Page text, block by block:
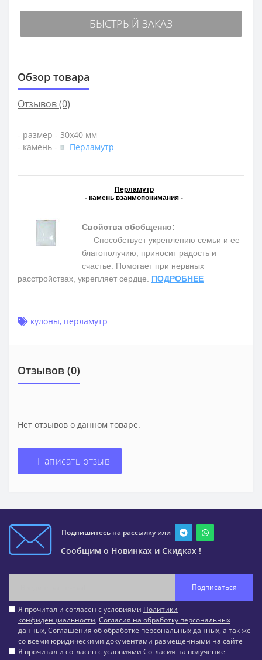
БЫСТРЫЙ ЗАКАЗ
Обзор товара
Отзывов (0)
- размер - 30х40 мм
- камень -
Перламутр
Перламутр
- камень взаимопонимания -
Свойства обобщенно:
Способствует укреплению семьи и ее
благополучию, приносит радость и
счастье. Помогает при нервных
расстройствах, укрепляет сердце. ПОДРОБНЕЕ
кулоны, перламутр
Отзывов (0)
Нет отзывов о данном товаре.
+ Написать отзыв
Подпишитесь на рассылку или
Сообщим о Новинках и Скидках !
Подписаться
Я прочитал и согласен с условиями Политики
конфиденциальности, Согласия на обработку персональных
данных, Соглашения об обработке персональных данных, а так же
со всеми юридическими документами размещенными на сайте
Я прочитал и согласен с условиями Согласия на получение